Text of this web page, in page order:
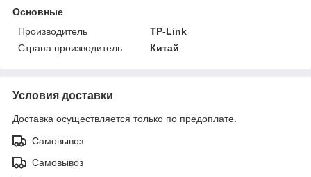
Основные
Производитель
TP-Link
Страна производитель
Китай
Условия доставки
Доставка осуществляется только по предоплате.
Самовывоз
Самовывоз